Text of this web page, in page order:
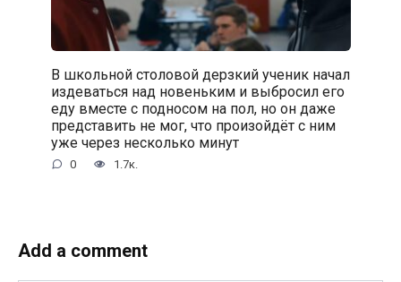
В школьной столовой дерзкий ученик начал
издеваться над новеньким и выбросил его
еду вместе с подносом на пол, но он даже
представить не мог, что произойдёт с ним
уже через несколько минут
0 1.7к.
Add a comment